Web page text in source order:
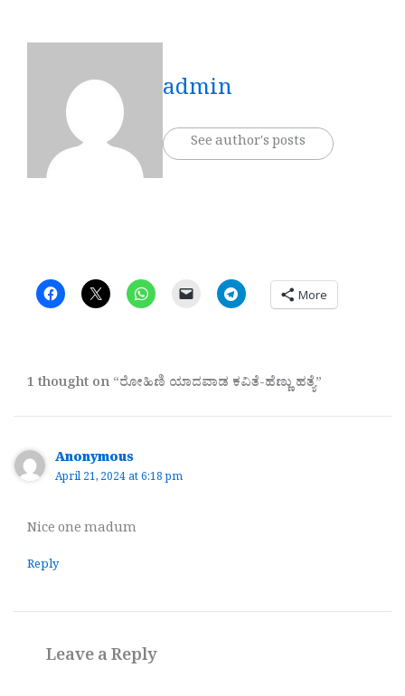
admin
See author's posts
More
1 thought on “ರೋಹಿಣಿ ಯಾದವಾಡ ಕವಿತೆ-ಹೆಣ್ಣು ಹತ್ಯೆ”
Anonymous
April 21, 2024 at 6:18 pm
Nice one madum
Reply
Leave a Reply